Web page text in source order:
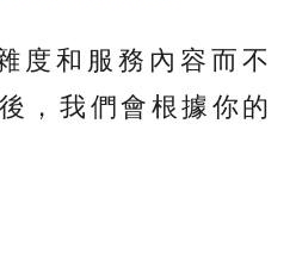
度和服務內容而不
，我們會根據你的